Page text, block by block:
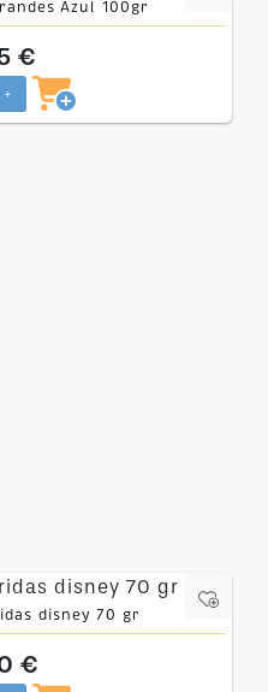
Azul 100gr
€
+
disney 70 gr
€